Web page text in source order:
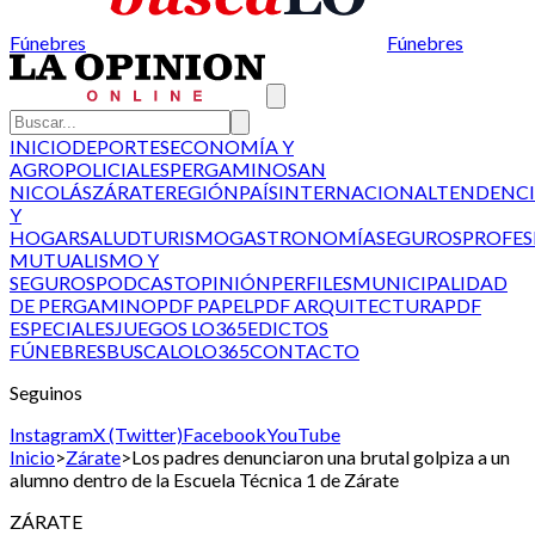
Fúnebres Fúnebres
INICIODEPORTESECONOMÍA Y
AGROPOLICIALESPERGAMINOSAN
NICOLÁSZÁRATEREGIÓNPAÍSINTERNACIONAL
Y
HOGARSALUDTURISMOGASTRONOMÍASEGUROS
MUTUALISMO Y
SEGUROSPODCASTOPINIÓNPERFILESMUNICIPALIDAD
DE PERGAMINOPDF PAPELPDF ARQUITECTURAPDF
ESPECIALESJUEGOS LO365EDICTOS
FÚNEBRESBUSCALOLO365CONTACTO
Seguinos
InstagramX (Twitter)FacebookYouTube
Inicio>Zárate>Los padres denunciaron una brutal golpiza a un
alumno dentro de la Escuela Técnica 1 de Zárate
ZÁRATE